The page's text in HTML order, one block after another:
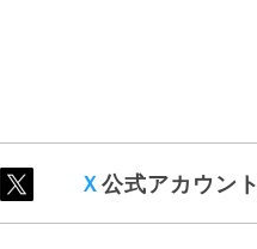
Ｘ公式アカウント